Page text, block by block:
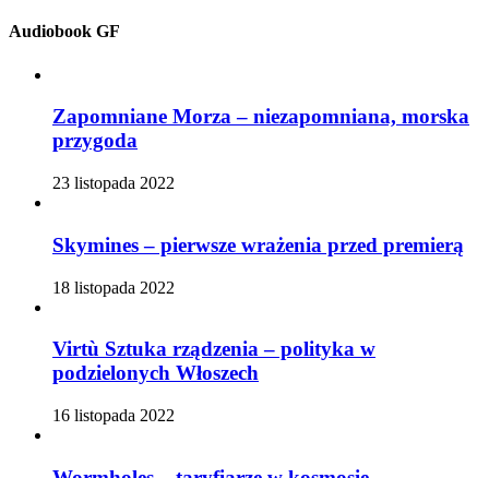
Audiobook GF
Zapomniane Morza – niezapomniana, morska
przygoda
23 listopada 2022
Skymines – pierwsze wrażenia przed premierą
18 listopada 2022
Virtù Sztuka rządzenia – polityka w
podzielonych Włoszech
16 listopada 2022